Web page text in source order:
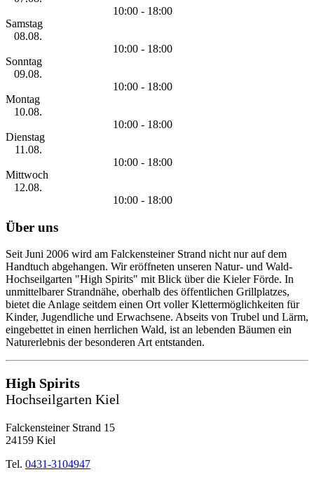
10:00 - 18:00
Samstag
08.08.
10:00 - 18:00
Sonntag
09.08.
10:00 - 18:00
Montag
10.08.
10:00 - 18:00
Dienstag
11.08.
10:00 - 18:00
Mittwoch
12.08.
10:00 - 18:00
Über uns
Seit Juni 2006 wird am Falckensteiner Strand nicht nur auf dem
Handtuch abgehangen. Wir eröffneten unseren Natur- und Wald-
Hochseilgarten "High Spirits" mit Blick über die Kieler Förde. In
unmittelbarer Strandnähe, oberhalb des öffentlichen Grillplatzes,
bietet die Anlage seitdem einen Ort voller Klettermöglichkeiten für
Kinder, Jugendliche und Erwachsene. Abseits von Trubel und Lärm,
eingebettet in einen herrlichen Wald, ist an lebenden Bäumen ein
Naturerlebnis der besonderen Art entstanden.
High Spirits
Hochseilgarten Kiel
Falckensteiner Strand 15
24159 Kiel
Tel. 0431-3104947